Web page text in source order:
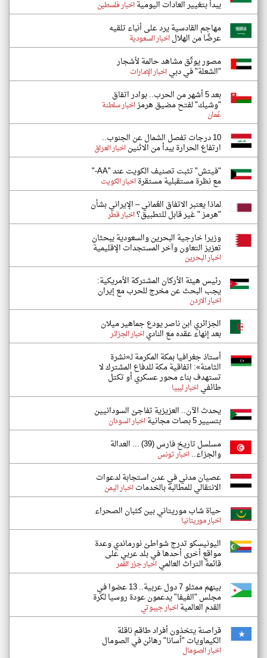
يبدأ بتغيير العادات اليوميةاخبار فلسطين
مهاجم القادسية يرد على أنباء تلقيه
عرضًا من الهلالاخبار السعودية
مصور يوثّق مشاهد حالمة لأشجار
"الشعلة" في دبياخبار الإمارات
بعد 5 أشهر من الحرب.. بوادر اتفاق
"وشيك" لفتح مضيق هرمزاخبار سلطنة
عُمان
10 درجات تفصل الشمال عن الجنوب..
ارتفاع الحرارة يبدأ من الاثنيناخبار العراق
"فيتش" تثبت تصنيف الكويت عند "AA-"
مع نظرة مستقبلية مستقرةاخبار الكويت
لماذا يعتبر الاتفاق العُماني – الإيراني بشأن
"هرمز " غير قابل للتطبيق؟اخبار قطر
وزيرا خارجية البحرين والسعودية يبحثان
تعزيز التعاون وآخر المستجدات الإقليمية
اخبار البحرين
رئيس هيئة الأركان المشتركة الأمريكية:
يجب البحث عن مخرج للحرب مع إيران
اخبار الاردن
الجزائري ابن ناصر يودع جماهير ميلان
بعد إنهاء عقده مع النادياخبار الجزائر
أستاذ جغرافيا بمكة المكرمة لـ«نشرة
الثامنة»: اتفاقية مكة للدفاع المشترك لا
تستهدف بناء محور عسكري أو تكتل
طائفياخبار ليبيا
يحدث الآن.. العزيزية تفاجئ السودانيين
بتسيير 5 بصات مجانية اخبار السودان
مسلسل تاريخ فارس (39) ... العدالة
والجزاء..اخبار تونس
عصيان مدني في عدن استجابة لدعوات
الانتقالي للمطالبة بالخدماتاخبار اليمن
حياة شاب موريتاني بين كثبان الصحراء
اخبار موريتانيا
اليونيسكو تدرج شواطئ نورماندي وعدة
مواقع أخرى أحدها في بلد عربي على
قائمة التراث العالمياخبار جزر القمر
بينهم ممثلو 7 دول عربية.. 13 عضوا في
مجلس "الفيفا" يدعمون عودة روسيا لكرة
القدم العالميةاخبار جيبوتي
قراصنة يتخذون أفراد طاقم ناقلة
الكيماويات "أسانا" رهائن في الصومال
اخبار الصومال